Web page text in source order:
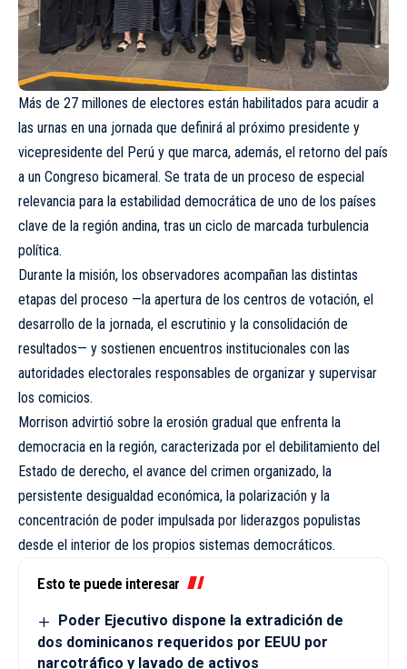
Más de 27 millones de electores están habilitados para acudir a
las urnas en una jornada que definirá al próximo presidente y
vicepresidente del Perú y que marca, además, el retorno del país
a un Congreso bicameral. Se trata de un proceso de especial
relevancia para la estabilidad democrática de uno de los países
clave de la región andina, tras un ciclo de marcada turbulencia
política.
Durante la misión, los observadores acompañan las distintas
etapas del proceso —la apertura de los centros de votación, el
desarrollo de la jornada, el escrutinio y la consolidación de
resultados— y sostienen encuentros institucionales con las
autoridades electorales responsables de organizar y supervisar
los comicios.
Morrison advirtió sobre la erosión gradual que enfrenta la
democracia en la región, caracterizada por el debilitamiento del
Estado de derecho, el avance del crimen organizado, la
persistente desigualdad económica, la polarización y la
concentración de poder impulsada por liderazgos populistas
desde el interior de los propios sistemas democráticos.
Esto te puede interesar
Poder Ejecutivo dispone la extradición de
dos dominicanos requeridos por EEUU por
narcotráfico y lavado de activos